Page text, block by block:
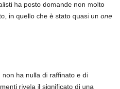
ha posto domande non molto
in quello che è stato quasi un one
ha nulla di raffinato e di
rivela il significato di una